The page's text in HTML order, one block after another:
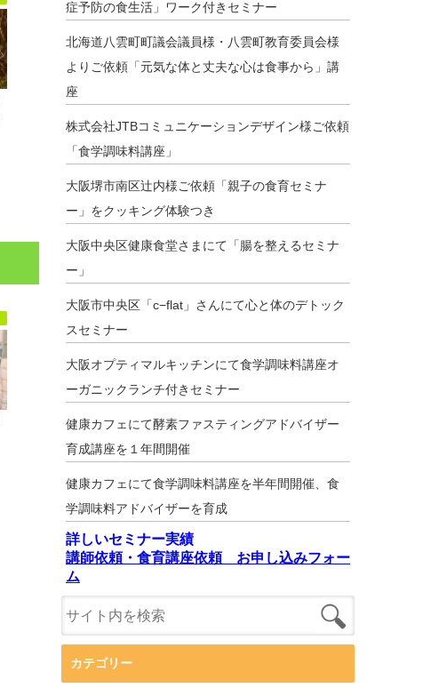
症予防の食生活」ワーク付きセミナー
北海道八雲町町議会議員様・八雲町教育委員会様
よりご依頼「元気な体と丈夫な心は食事から」講
座
株式会社JTBコミュニケーションデザイン様ご依頼
「食学調味料講座」
大阪堺市南区辻内様ご依頼「親子の食育セミナ
ー」をクッキング体験つき
大阪中央区健康食堂さまにて「腸を整えるセミナ
ー」
大阪市中央区「c−flat」さんにて心と体のデトック
スセミナー
大阪オプティマルキッチンにて食学調味料講座オ
ーガニックランチ付きセミナー
健康カフェにて酵素ファスティングアドバイザー
育成講座を１年間開催
健康カフェにて食学調味料講座を半年間開催、食
学調味料アドバイザーを育成
詳しいセミナー実績
講師依頼・食育講座依頼 お申し込みフォー
ム
カテゴリー